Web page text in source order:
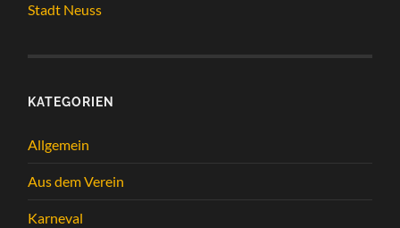
Stadt Neuss
KATEGORIEN
Allgemein
Aus dem Verein
Karneval